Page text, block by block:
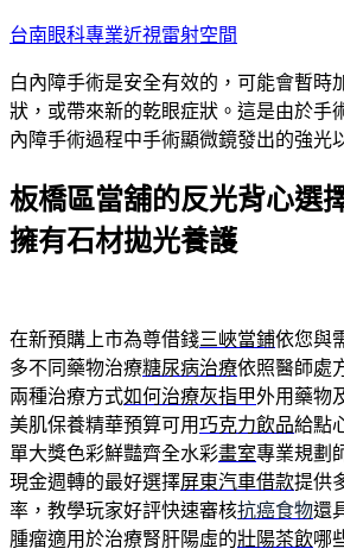
跳
主
要
內
台南眼科專業近視雷射空間
白內障手術是安全有效的，可能會暫時
狀，或帶來新的乾眼症狀。這是由於手
內障手術過程中手術顯微鏡發出的強光
板橋區當舖的反光背心選
擁有石材拋光養護
在新預購上市為尊借錢三峽當鋪依您與
多不同藥物治療糖尿病治療依照醫師處
兩種治療方式如何治療灰指甲外用藥物
美肌保養精華預算可用巧克力飲品給點
單大獎色彩鮮豔齊全水彩畫室專業規劃
現金週轉的最好選擇屏東汽車借款提供
率，教學玩家好評快速審核抗癌食物還
腫瘤適用於治療腎肝陽虛的壯陽茶飲哪